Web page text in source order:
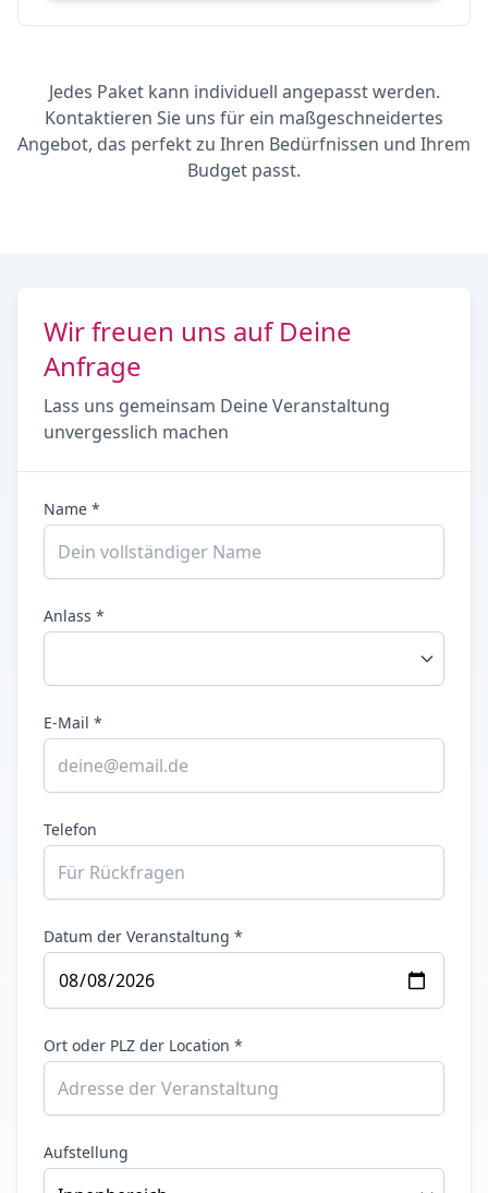
Jedes Paket kann individuell angepasst werden.
Kontaktieren Sie uns für ein maßgeschneidertes
Angebot, das perfekt zu Ihren Bedürfnissen und Ihrem
Budget passt.
Wir freuen uns auf Deine
Anfrage
Lass uns gemeinsam Deine Veranstaltung
unvergesslich machen
Name *
Anlass *
E-Mail *
Telefon
Datum der Veranstaltung *
Ort oder PLZ der Location *
Aufstellung